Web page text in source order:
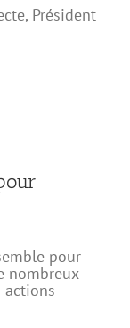
Président
pour
nombreux
actions